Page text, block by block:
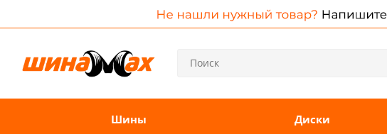
Шины Диски